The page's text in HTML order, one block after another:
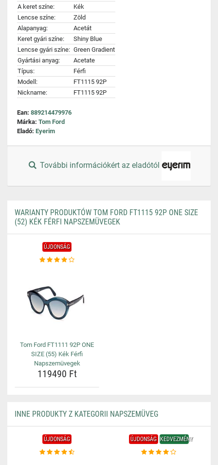
A keret színe:
Kék
Lencse színe:
Zöld
Alapanyag:
Acetát
Keret gyári színe:
Shiny Blue
Lencse gyári színe: Green Gradient
Gyártási anyag:
Acetate
Típus:
Férfi
Modell:
FT1115 92P
Nickname:
FT1115 92P
Ean: 889214479976
Márka: Tom Ford
Eladó: Eyerim
További információkért az eladótól
WARIANTY PRODUKTÓW TOM FORD FT1115 92P ONE SIZE
(52) KÉK FÉRFI NAPSZEMÜVEGEK
ÚJDONSÁG
Tom Ford FT1111 92P ONE
SIZE (55) Kék Férfi
Napszemüvegek
119490 Ft
INNE PRODUKTY Z KATEGORII NAPSZEMÜVEG
ÚJDONSÁG ÚJDONSÁG KEDVEZMÉNY